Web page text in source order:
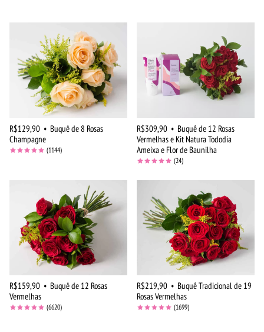
R$129,90 • Buquê de 8 Rosas
Champagne
(1144)
R$309,90 • Buquê de 12 Rosas
Vermelhas e Kit Natura Tododia
Ameixa e Flor de Baunilha
(24)
R$159,90 • Buquê de 12 Rosas
Vermelhas
(6620)
R$219,90 • Buquê Tradicional de 19
Rosas Vermelhas
(1699)